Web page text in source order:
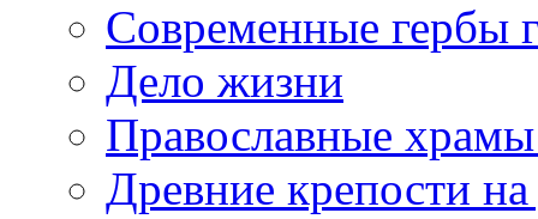
Современные гербы
Дело жизни
Православные
Древние крепости